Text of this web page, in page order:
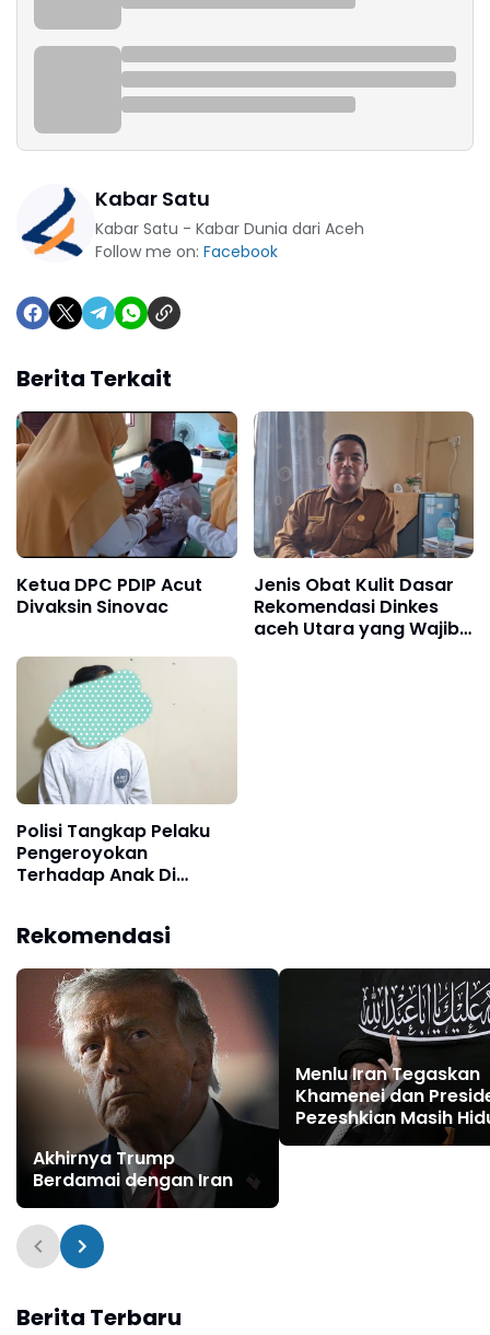
Kabar Satu
Kabar Satu - Kabar Dunia dari Aceh
Follow me on: Facebook
Berita Terkait
Ketua DPC PDIP Acut
Divaksin Sinovac
Jenis Obat Kulit Dasar
Rekomendasi Dinkes
aceh Utara yang Wajib
Polisi Tangkap Pelaku
Pengeroyokan
Terhadap Anak Di
Rekomendasi
Akhirnya Trump
Berdamai dengan Iran
Menlu Iran Tegaskan
Khamenei dan
Pezeshkian Masih
dan Sehat
Berita Terbaru